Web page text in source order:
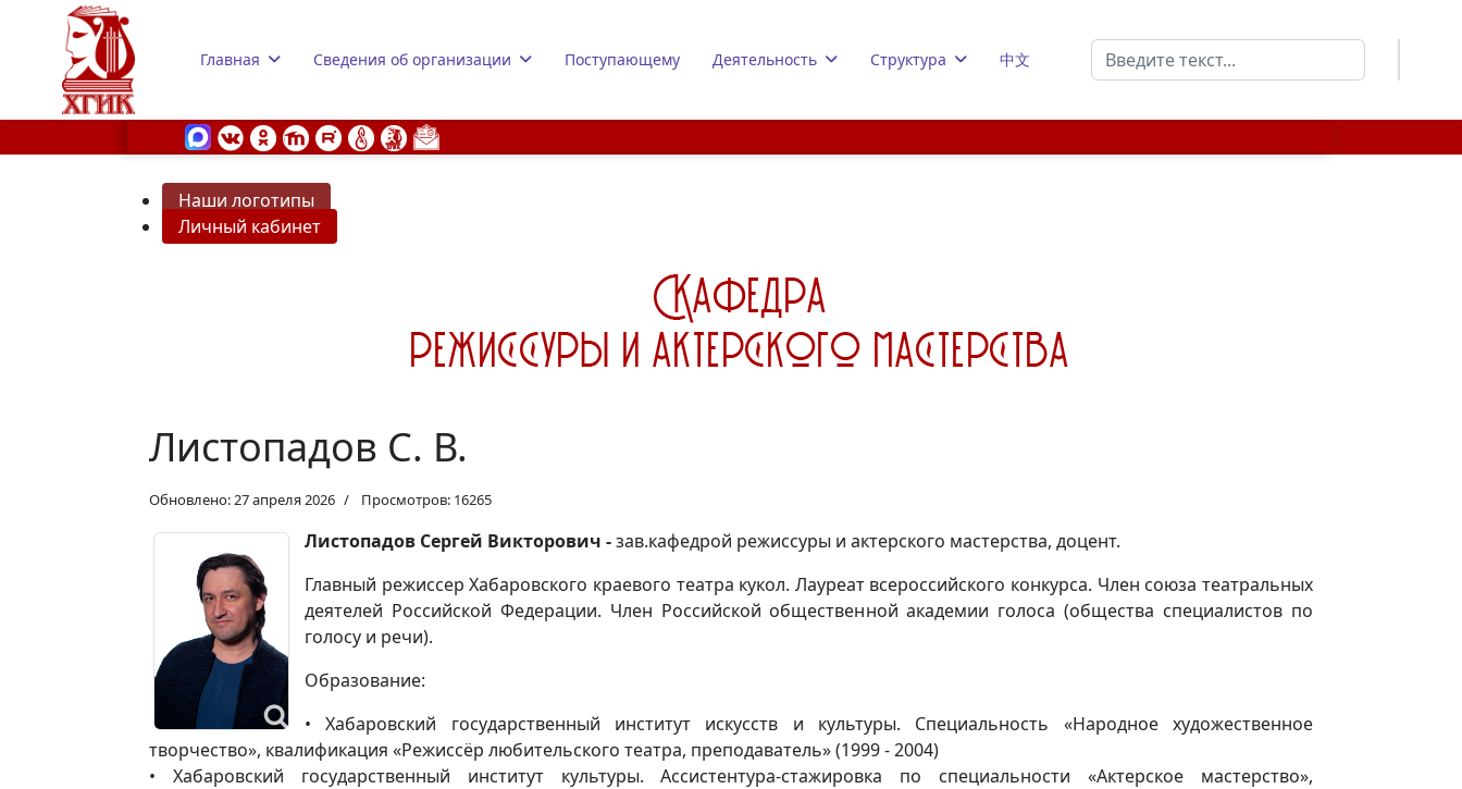
Главная Сведения об организации Поступающему Деятельность Структура 中文
Поиск
Наши логотипы
Личный кабинет
Листопадов С. В.
Обновлено: 27 апреля 2026 Просмотров: 16265
Листопадов Сергей Викторович -зав.кафедрой режиссуры и актерского мастерства, доцент.
Главный режиссер Хабаровского краевого театра кукол. Лауреат всероссийского конкурса. Член союза театральных
деятелей Российской Федерации. Член Российской общественной академии голоса (общества специалистов по
голосу и речи).
Образование:
• Хабаровский государственный институт искусств и культуры. Специальность «Народное художественное
творчество», квалификация «Режиссёр любительского театра, преподаватель» (1999 - 2004)
• Хабаровский государственный институт культуры. Ассистентура-стажировка по специальности «Актерское мастерство»,